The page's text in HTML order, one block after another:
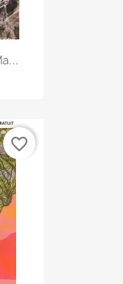
favorite_border